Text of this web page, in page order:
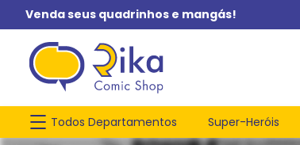
Venda seus quadrinhos e mangás!
Todos Departamentos Super-Heróis